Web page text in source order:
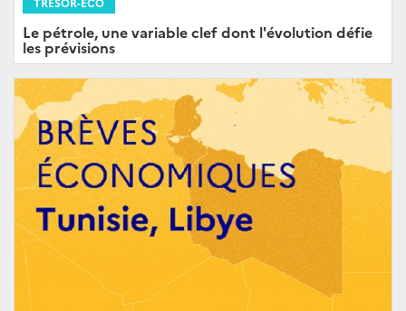
Le pétrole, une variable clef dont l'évolution défie
les prévisions